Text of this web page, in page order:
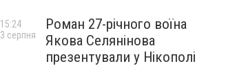
Роман 27-річного воїна
Якова Селянінова
презентували у Нікополі
15:24
3 серпня